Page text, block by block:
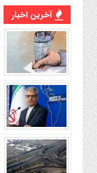
آخرین اخبار